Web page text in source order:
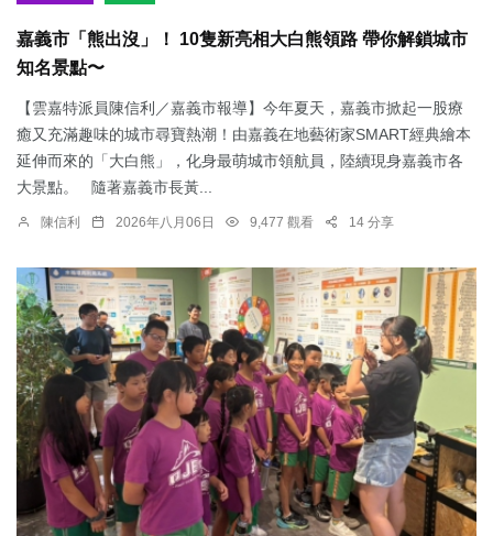
嘉義市「熊出沒」！ 10隻新亮相大白熊領路 帶你解鎖城市
知名景點〜
【雲嘉特派員陳信利／嘉義市報導】今年夏天，嘉義市掀起一股療
癒又充滿趣味的城市尋寶熱潮！由嘉義在地藝術家SMART經典繪本
延伸而來的「大白熊」，化身最萌城市領航員，陸續現身嘉義市各
大景點。 隨著嘉義市長黃...
陳信利 2026年八月06日 9,477 觀看 14 分享